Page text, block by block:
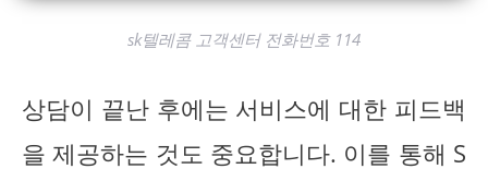
sk텔레콤 고객센터 전화번호 114
상담이 끝난 후에는 서비스에 대한 피드백
을 제공하는 것도 중요합니다. 이를 통해 S